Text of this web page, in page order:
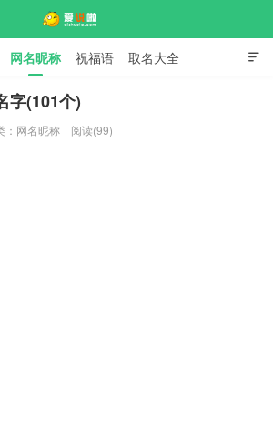

网名昵称 祝福语 取名大全
字(101个)
： 网名昵称 阅读(99)